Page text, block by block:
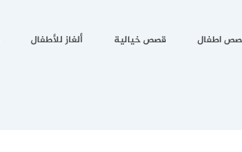
اطفال قصص خيالية ألغاز للأطفال